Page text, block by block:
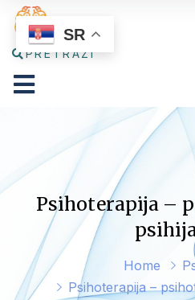
PRETRAŽI
Psihoterapija –
Home
Psihoterapija –
SR